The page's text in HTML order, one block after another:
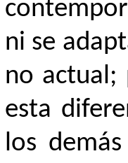
ni se
no actual;
esta
los